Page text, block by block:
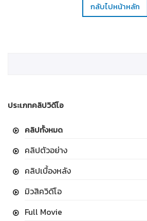
กลับไปหน้าหลัก
ประเภทคลิปวิดีโอ
คลิปทั้งหมด
คลิปตัวอย่าง
คลิปเบื้องหลัง
มิวสิควิดีโอ
Full Movie